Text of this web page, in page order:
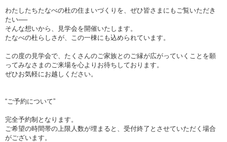
わたしたちたなべの杜の住まいづくりを、ぜひ皆さまにもご覧いただき
たい──
そんな想いから、見学会を開催いたします。
たなべの杜らしさが、この一棟にも込められています。
この度の見学会で、たくさんのご家族とのご縁が広がっていくことを願
ってみなさまのご来場を心よりお待ちしております。
ぜひお気軽にお越しください。
“ご予約について”
完全予約制となります。
ご希望の時間帯の上限人数が埋まると、受付終了とさせていただく場合
がございます。